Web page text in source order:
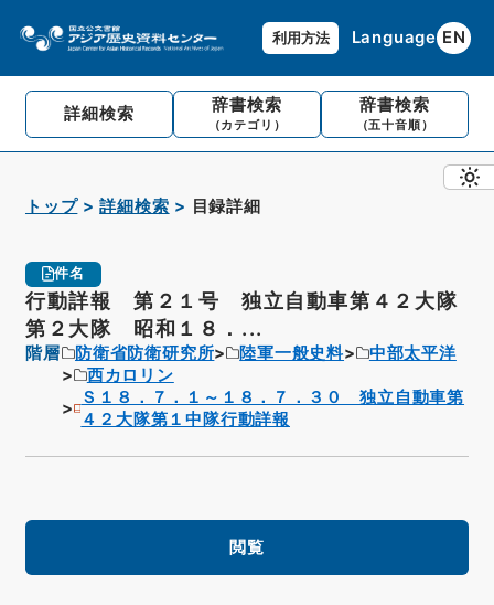
利用方法 Language EN
詳細検索 辞書検索
（カテゴリ）
辞書検索
（五十音順）
トップ 詳細検索 目録詳細
件名
行動詳報 第２１号 独立自動車第４２大隊
第２大隊 昭和１８．...
階層 防衛省防衛研究所 陸軍一般史料
中部太平洋
西カロリン
Ｓ１８．７．１～１８．７．３０ 独立自動車第
４２大隊第１中隊行動詳報
閲覧